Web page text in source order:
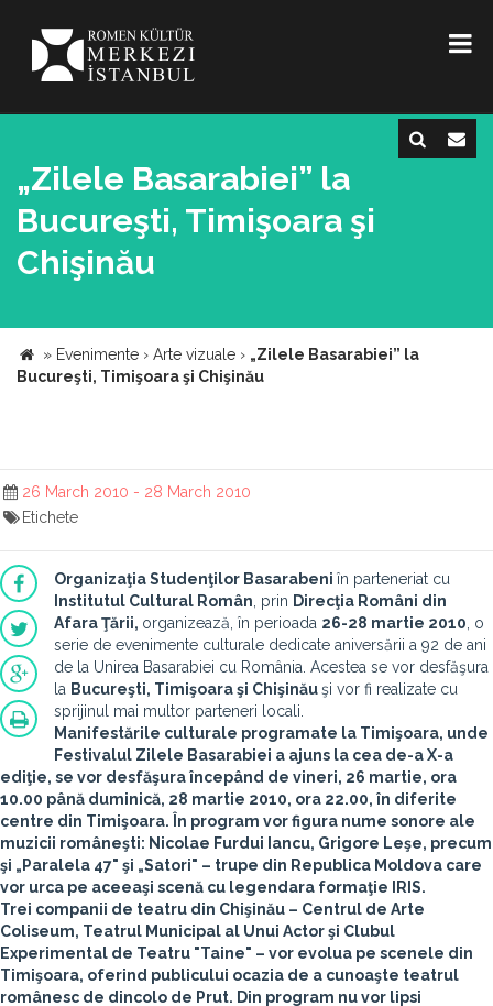
„Zilele Basarabiei” la
Bucureşti, Timişoara şi
Chişinău
» Evenimente › Arte vizuale › „Zilele Basarabiei” la
Bucureşti, Timişoara şi Chişinău
26 March 2010 - 28 March 2010
Etichete
Organizaţia Studenţilor Basarabeni în parteneriat cu
Institutul Cultural Român , prin Direcţia Români din
Afara Ţării, organizează, în perioada 26-28 martie 2010 , o
serie de evenimente culturale dedicate aniversării a 92 de ani
de la Unirea Basarabiei cu România. Acestea se vor desfăşura
la Bucureşti, Timişoara şi Chişinăuşi vor fi realizate cu
sprijinul mai multor parteneri locali.
Manifestările culturale programate la Timişoara, unde
Festivalul Zilele Basarabiei a ajuns la cea de-a X-a
ediţie, se vor desfăşura începând de vineri, 26 martie, ora
10.00 până duminică, 28 martie 2010, ora 22.00, în diferite
centre din Timişoara. În program vor figura nume sonore ale
muzicii româneşti: Nicolae Furdui Iancu, Grigore Leşe, precum
şi „Paralela 47" şi „Satori" – trupe din Republica Moldova care
vor urca pe aceeaşi scenă cu legendara formaţie
IRIS.
Trei companii de teatru din Chişinău – Centrul de Arte
Coliseum, Teatrul Municipal al Unui Actorşi Clubul
Experimental de Teatru "Taine" – vor evolua pe scenele din
Timişoara, oferind publicului ocazia de a cunoaşte teatrul
românesc de dincolo de Prut. Din program nu vor lipsi